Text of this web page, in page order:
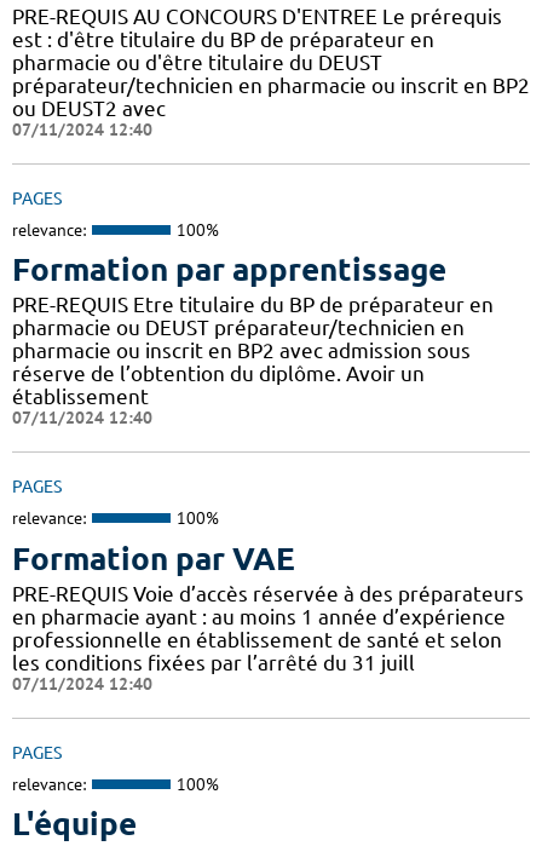
PRE-REQUIS AU CONCOURS D'ENTREE Le prérequis
est : d'être titulaire du BP de préparateur en
pharmacie ou d'être titulaire du DEUST
préparateur/technicien en pharmacie ou inscrit en BP2
ou DEUST2 avec
07/11/2024 12:40
PAGES
relevance: 100%
Formation par apprentissage
PRE-REQUIS Etre titulaire du BP de préparateur en
pharmacie ou DEUST préparateur/technicien en
pharmacie ou inscrit en BP2 avec admission sous
réserve de l’obtention du diplôme. Avoir un
établissement
07/11/2024 12:40
PAGES
relevance: 100%
Formation par VAE
PRE-REQUIS Voie d’accès réservée à des préparateurs
en pharmacie ayant : au moins 1 année d’expérience
professionnelle en établissement de santé et selon
les conditions fixées par l’arrêté du 31 juill
07/11/2024 12:40
PAGES
relevance: 100%
L'équipe